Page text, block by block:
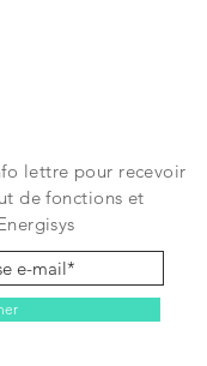
lettre pour recevoir
de fonctions et